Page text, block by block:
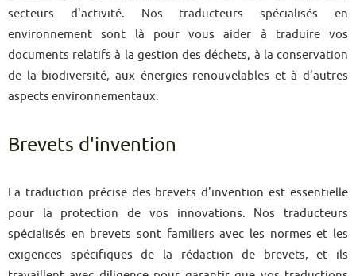
secteurs d'activité. Nos traducteurs spécialisés en
environnement sont là pour vous aider à traduire vos
documents relatifs à la gestion des déchets, à la conservation
de la biodiversité, aux énergies renouvelables et à d'autres
aspects environnementaux.
Brevets d'invention
La traduction précise des brevets d'invention est essentielle
pour la protection de vos innovations. Nos traducteurs
spécialisés en brevets sont familiers avec les normes et les
exigences spécifiques de la rédaction de brevets, et ils